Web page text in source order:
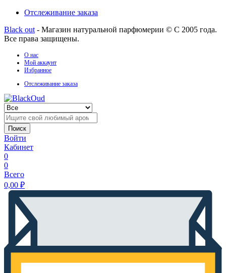
Отслеживание заказа
Black out - Магазин натуральной парфюмерии © С 2005 года.
Все права защищены.
О нас
Мой аккаунт
Избранное
Отслеживание заказа
Поиск
Войти
Кабинет
0
0
Всего
0,00 ₽